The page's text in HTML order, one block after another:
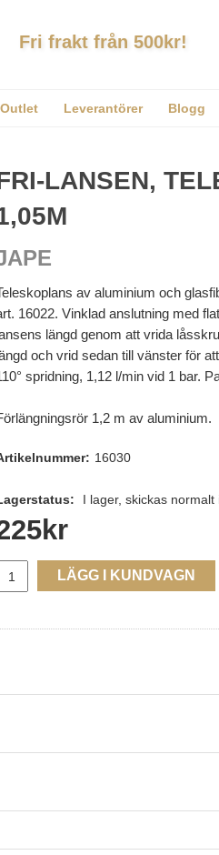
Fri frakt från 500kr!
Outlet Leverantörer Blogg
LANSEN,
av aluminium och
16022. Vinklad anslutning med
längd genom att vrida
och vrid sedan till vänster för
spridning, 1,12 l/min vid 1 bar.
1,2 m av aluminium.
16030
I lager, skickas normalt
kr
LÄGG I KUNDVAGN